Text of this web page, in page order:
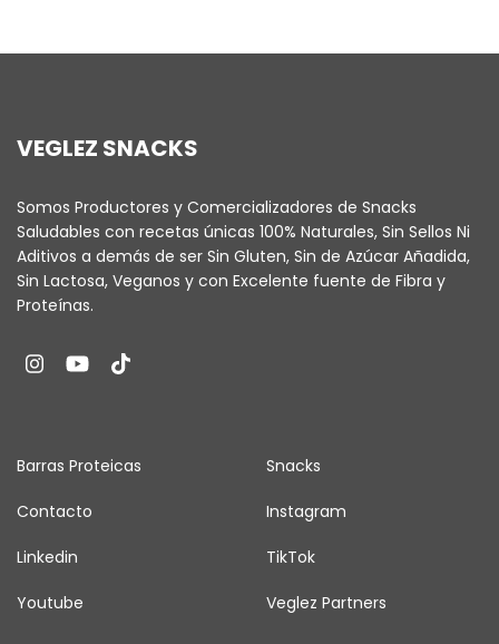
VEGLEZ SNACKS
Somos Productores y Comercializadores de Snacks
Saludables con recetas únicas 100% Naturales, Sin Sellos Ni
Aditivos a demás de ser Sin Gluten, Sin de Azúcar Añadida,
Sin Lactosa, Veganos y con Excelente fuente de Fibra y
Proteínas.
Barras Proteicas Snacks
Contacto Instagram
Linkedin TikTok
Youtube Veglez Partners